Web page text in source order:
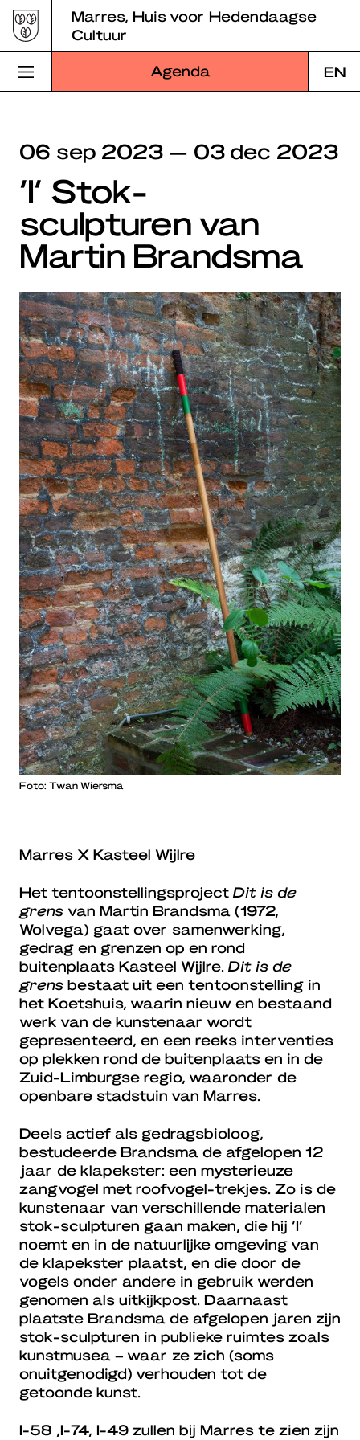
Skip
to
content
Marres, Huis voor Hedendaagse
Cultuur
Agenda EN
Programma
Educatie
Over Marres
Marres Kitchen
Shop
Zoek
06 sep 2023 — 03 dec 2023
‘I’ Stok-
sculpturen van
Martin Brandsma
Foto: Twan Wiersma
Marres X Kasteel Wijlre
Het tentoonstellingsproject Dit is de
grens van Martin Brandsma (1972,
Wolvega) gaat over samenwerking,
gedrag en grenzen op en rond
buitenplaats Kasteel Wijlre. Dit is de
grens bestaat uit een tentoonstelling in
het Koetshuis, waarin nieuw en bestaand
werk van de kunstenaar wordt
gepresenteerd, en een reeks interventies
op plekken rond de buitenplaats en in de
Zuid-Limburgse regio, waaronder de
openbare stadstuin van Marres.
Deels actief als gedragsbioloog,
bestudeerde Brandsma de afgelopen 12
jaar de klapekster: een mysterieuze
zangvogel met roofvogel-trekjes. Zo is de
kunstenaar van verschillende materialen
stok-sculpturen gaan maken, die hij ‘I’
noemt en in de natuurlijke omgeving van
de klapekster plaatst, en die door de
vogels onder andere in gebruik werden
genomen als uitkijkpost. Daarnaast
plaatste Brandsma de afgelopen jaren zijn
stok-sculpturen in publieke ruimtes zoals
kunstmusea – waar ze zich (soms
onuitgenodigd) verhouden tot de
getoonde kunst.
I-58 ,I-74, I-49 zullen bij Marres te zien zijn